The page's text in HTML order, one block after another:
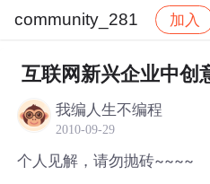
community_281 加入
社区 community_281
互联网新兴企业中创
我编人生不编程
2010-09-29
个人见解，请勿抛砖~~~~